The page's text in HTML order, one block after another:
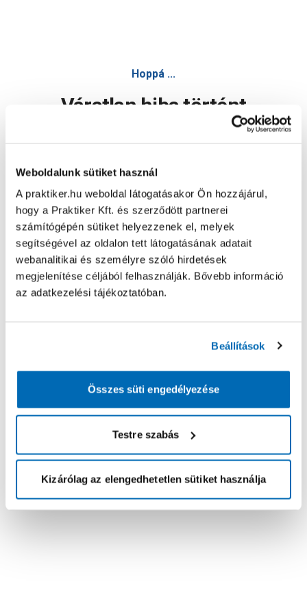
Weboldalunk sütiket használ
A praktiker.hu weboldal látogatásakor Ön hozzájárul,
hogy a Praktiker Kft. és szerződött partnerei
számítógépén sütiket helyezzenek el, melyek
segítségével az oldalon tett látogatásának adatait
webanalitikai és személyre szóló hirdetések
megjelenítése céljából felhasználják. Bővebb információ
az adatkezelési tájékoztatóban.
Beállítások
Összes süti engedélyezése
Testre szabás
Kizárólag az elengedhetetlen sütiket használja
Hoppá ...
Váratlan hiba történt
Oldal újratöltése